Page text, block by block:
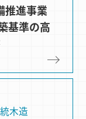
進事業
基準の高
木造